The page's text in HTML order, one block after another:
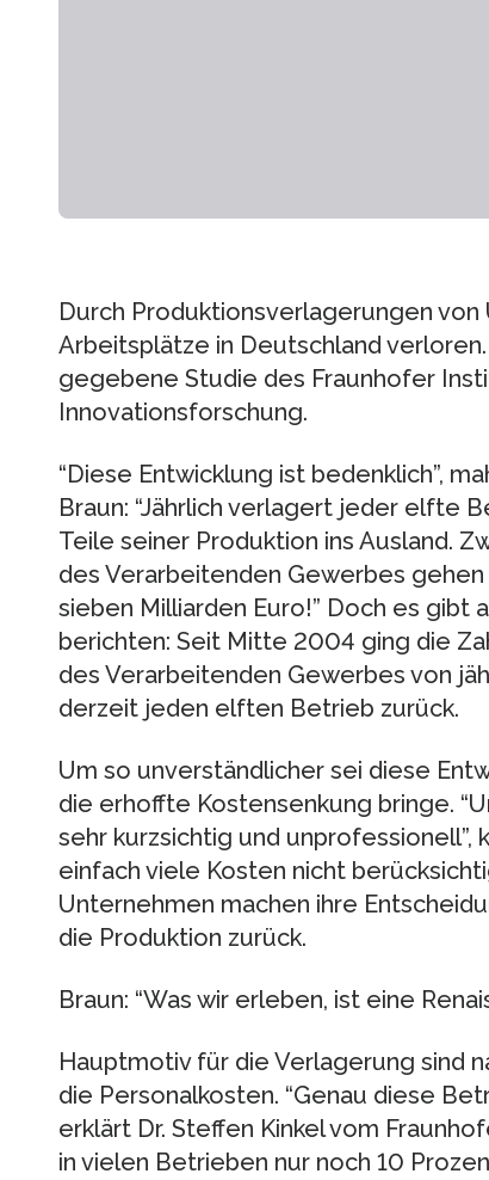
Durch Produktionsverlagerungen
Arbeitsplätze in Deutschland
gegebene Studie des Fraunhofer
Innovationsforschung.
“Diese Entwicklung ist bedenklich”,
Braun: “Jährlich verlagert jeder elfte
Teile seiner Produktion ins Ausland.
des Verarbeitenden Gewerbes gehen
sieben Milliarden Euro!” Doch es gibt
berichten: Seit Mitte 2004 ging die
des Verarbeitenden Gewerbes von
derzeit jeden elften Betrieb zurück.
Um so unverständlicher sei diese
die erhoffte Kostensenkung bringe.
sehr kurzsichtig und unprofessionell”,
einfach viele Kosten nicht
Unternehmen machen ihre
die Produktion zurück.
Braun: “Was wir erleben, ist eine
Hauptmotiv für die Verlagerung sind
die Personalkosten. “Genau diese
erklärt Dr. Steffen Kinkel vom
in vielen Betrieben nur noch 10